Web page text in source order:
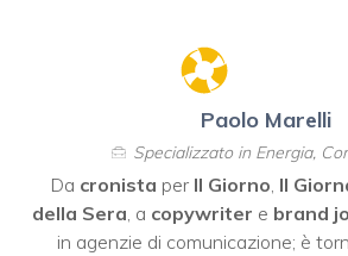
Paolo Marelli
Specializzato in Energia,
Da cronista per Il Giorno Il
della Sera , a copywriter e brand
in agenzie di comunicazione; è